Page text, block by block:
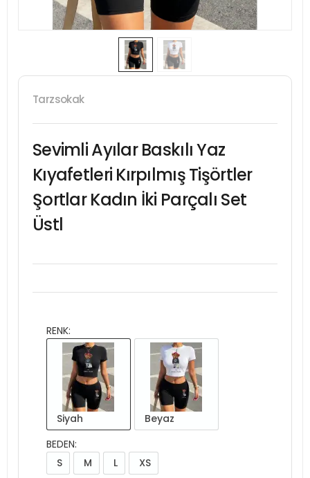
Tarzsokak
Sevimli Ayılar Baskılı Yaz
Kıyafetleri Kırpılmış Tişörtler
Şortlar Kadın İki Parçalı Set
Üstl
RENK:
Siyah
Beyaz
BEDEN:
S
M L XS